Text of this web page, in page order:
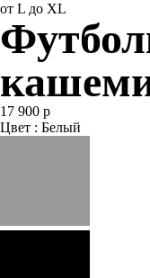
от L до XL
17 900 р
Цвет : Белый